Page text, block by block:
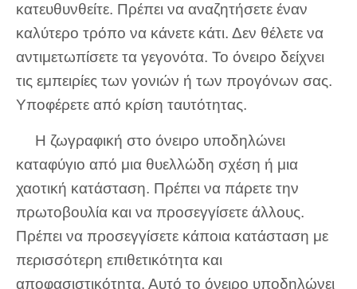
κατευθυνθείτε. Πρέπει να αναζητήσετε έναν
καλύτερο τρόπο να κάνετε κάτι. Δεν θέλετε να
αντιμετωπίσετε τα γεγονότα. Το όνειρο δείχνει
τις εμπειρίες των γονιών ή των προγόνων σας.
Υποφέρετε από κρίση ταυτότητας.
Η ζωγραφική στο όνειρο υποδηλώνει
καταφύγιο από μια θυελλώδη σχέση ή μια
χαοτική κατάσταση. Πρέπει να πάρετε την
πρωτοβουλία και να προσεγγίσετε άλλους.
Πρέπει να προσεγγίσετε κάποια κατάσταση με
περισσότερη επιθετικότητα και
αποφασιστικότητα. Αυτό το όνειρο υποδηλώνει